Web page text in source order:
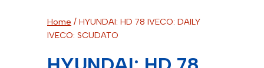
Home / HYUNDAI: HD 78 IVECO: DAILY
IVECO: SCUDATO